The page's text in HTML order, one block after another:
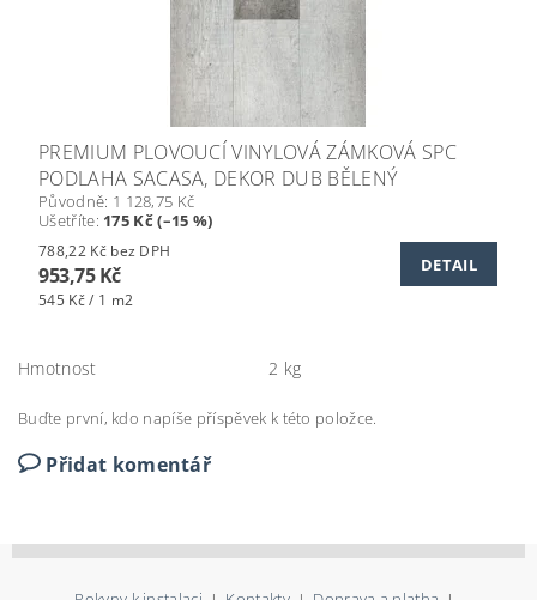
PREMIUM PLOVOUCÍ VINYLOVÁ ZÁMKOVÁ SPC
PODLAHA SACASA, DEKOR DUB BĚLENÝ
Původně: 1 128,75 Kč
Ušetříte: 175 Kč (–15 %)
788,22 Kč bez DPH
953,75 Kč
545 Kč / 1 m2
DETAIL
Hmotnost 2 kg
Buďte první, kdo napíše příspěvek k této položce.
Přidat komentář